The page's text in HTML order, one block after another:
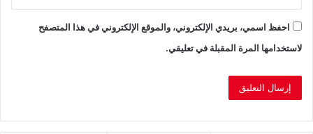
احفظ اسمي، بريدي الإلكتروني، والموقع الإلكتروني في هذا المتصفح
لاستخدامها المرة المقبلة في تعليقي.